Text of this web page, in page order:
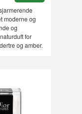
moderne og
og
for
og amber.